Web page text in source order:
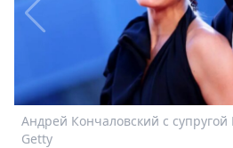
Спецпроекты
Звезды
Выборы
2026
Скачай
Metro
Андрей Кончаловский с
Getty